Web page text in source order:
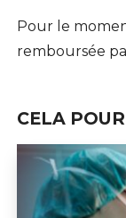
Pour le
remboursée
CELA